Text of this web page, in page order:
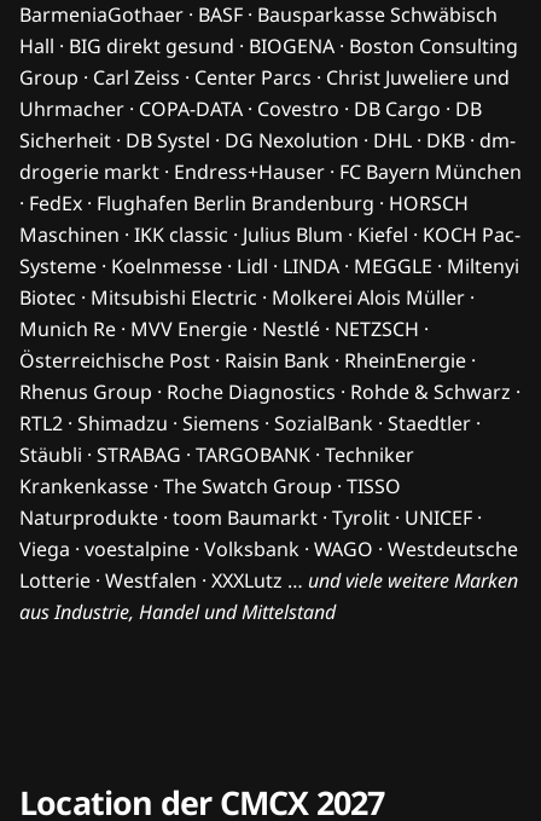
BarmeniaGothaer · BASF · Bausparkasse Schwäbisch
Hall · BIG direkt gesund · BIOGENA · Boston Consulting
Group · Carl Zeiss · Center Parcs · Christ Juweliere und
Uhrmacher · COPA-DATA · Covestro · DB Cargo · DB
Sicherheit · DB Systel · DG Nexolution · DHL · DKB · dm-
drogerie markt · Endress+Hauser · FC Bayern München
· FedEx · Flughafen Berlin Brandenburg · HORSCH
Maschinen · IKK classic · Julius Blum · Kiefel · KOCH Pac-
Systeme · Koelnmesse · Lidl · LINDA · MEGGLE · Miltenyi
Biotec · Mitsubishi Electric · Molkerei Alois Müller ·
Munich Re · MVV Energie · Nestlé · NETZSCH ·
Österreichische Post · Raisin Bank · RheinEnergie ·
Rhenus Group · Roche Diagnostics · Rohde & Schwarz ·
RTL2 · Shimadzu · Siemens · SozialBank · Staedtler ·
Stäubli · STRABAG · TARGOBANK · Techniker
Krankenkasse · The Swatch Group · TISSO
Naturprodukte · toom Baumarkt · Tyrolit · UNICEF ·
Viega · voestalpine · Volksbank · WAGO · Westdeutsche
Lotterie · Westfalen · XXXLutz … und viele weitere Marken
aus Industrie, Handel und Mittelstand
Location der CMCX 2027